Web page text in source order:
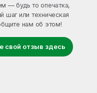
— будь то опечатка,
шаг или техническая
нам об этом!
свой отзыв здесь